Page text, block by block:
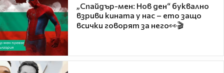
„Спайдър-мен: Нов ден“ буквално
взриви кината у нас – ето защо
всички говорят за него👀🎬